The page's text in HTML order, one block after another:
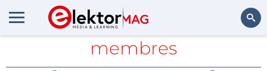
Archives réservées aux
membres